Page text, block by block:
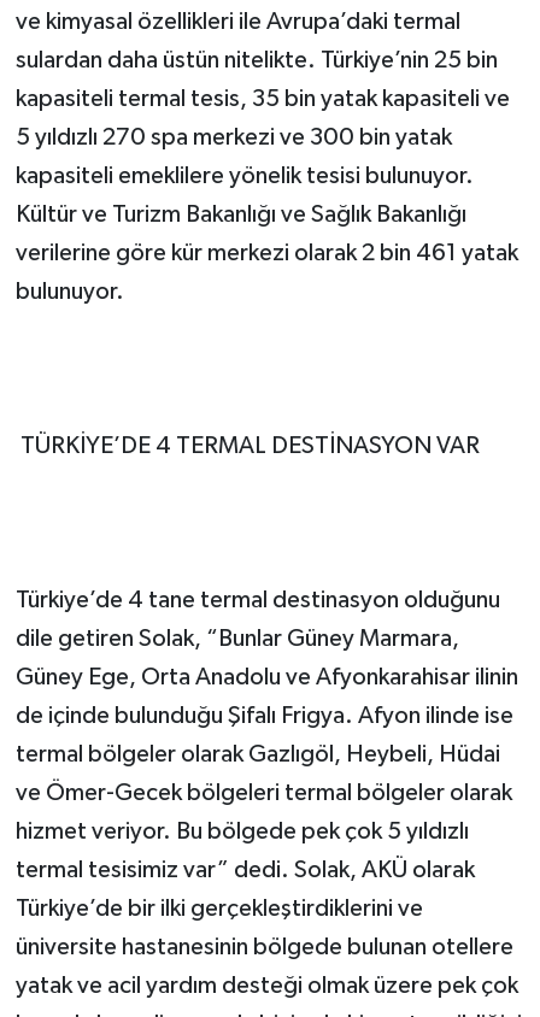
ve kimyasal özellikleri ile Avrupa’daki termal
sulardan daha üstün nitelikte. Türkiye’nin 25 bin
kapasiteli termal tesis, 35 bin yatak kapasiteli ve
5 yıldızlı 270 spa merkezi ve 300 bin yatak
kapasiteli emeklilere yönelik tesisi bulunuyor.
Kültür ve Turizm Bakanlığı ve Sağlık Bakanlığı
verilerine göre kür merkezi olarak 2 bin 461 yatak
bulunuyor.
TÜRKİYE’DE 4 TERMAL DESTİNASYON VAR
Türkiye’de 4 tane termal destinasyon olduğunu
dile getiren Solak, “Bunlar Güney Marmara,
Güney Ege, Orta Anadolu ve Afyonkarahisar ilinin
de içinde bulunduğu Şifalı Frigya. Afyon ilinde ise
termal bölgeler olarak Gazlıgöl, Heybeli, Hüdai
ve Ömer-Gecek bölgeleri termal bölgeler olarak
hizmet veriyor. Bu bölgede pek çok 5 yıldızlı
termal tesisimiz var” dedi. Solak, AKÜ olarak
Türkiye’de bir ilki gerçekleştirdiklerini ve
üniversite hastanesinin bölgede bulunan otellere
yatak ve acil yardım desteği olmak üzere pek çok